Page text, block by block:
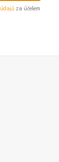
za účelem